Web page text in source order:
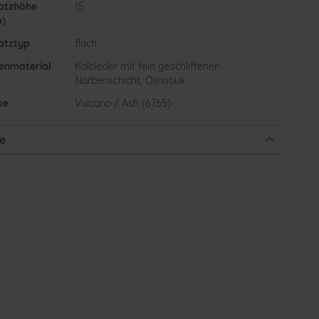
15
flach
Kalbleder mit fein geschliffener
Narbenschicht, Oilnubuk
Vulcano / Ash (6765)